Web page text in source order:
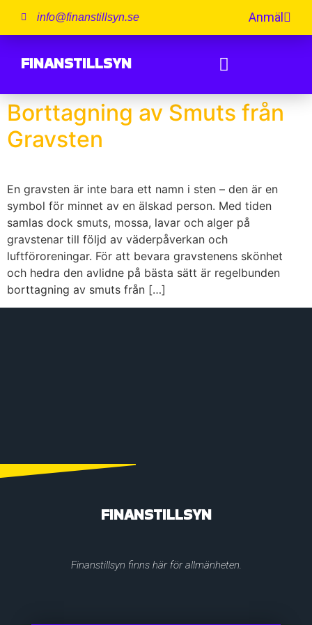
info@finanstillsyn.se Anmäl
FINANSTILLSYN
Borttagning av Smuts från
Gravsten
En gravsten är inte bara ett namn i sten – den är en
symbol för minnet av en älskad person. Med tiden
samlas dock smuts, mossa, lavar och alger på
gravstenar till följd av väderpåverkan och
luftföroreningar. För att bevara gravstenens skönhet
och hedra den avlidne på bästa sätt är regelbunden
borttagning av smuts från […]
FINANSTILLSYN
Finanstillsyn finns här för allmänheten.